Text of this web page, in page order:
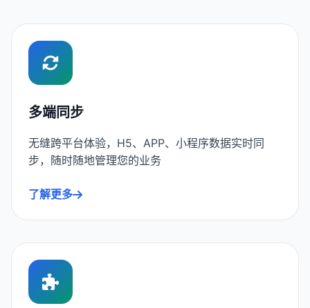
多端同步
无缝跨平台体验，H5、APP、小程序数据实时同
步，随时随地管理您的业务
了解更多